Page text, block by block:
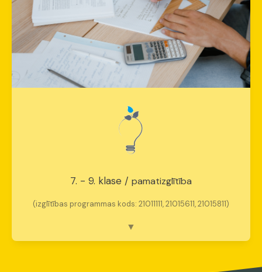
7. - 9. klase / pamatizglītība
(izglītības programmas kods: 21011111, 21015611, 21015811)